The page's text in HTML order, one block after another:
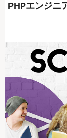
PHPエンジニ